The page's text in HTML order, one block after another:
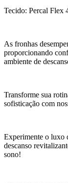
Tecido: Percal Flex
As fronhas
proporcionando
ambiente de
Transforme sua
sofisticação com
Experimente o luxo
descanso
sono!